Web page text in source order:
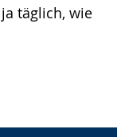
täglich, wie